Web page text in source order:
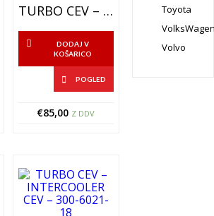
TURBO CEV – INTERCOOLER CEV – 300-7320-18
DODAJ V
KOŠARICO
POGLED
€85,00 Z DDV
Toyota
Volvo